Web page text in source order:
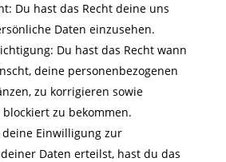
Du hast das Recht deine uns
Daten einzusehen.
Du hast das Recht wann
deine personenbezogenen
zu korrigieren sowie
zu bekommen.
Einwilligung zur
Daten erteilst, hast du das